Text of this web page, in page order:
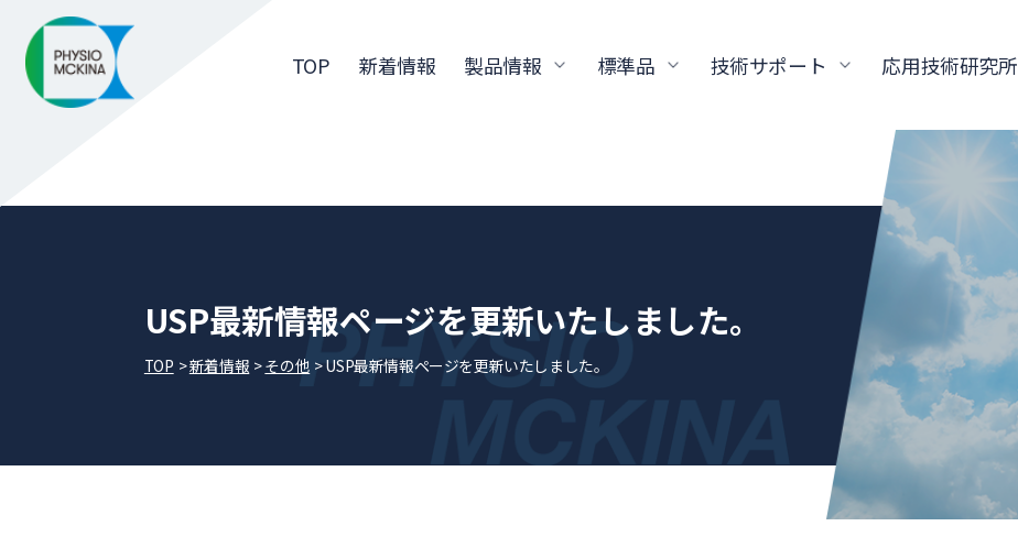
TOP 新着情報 製品情報 標準品 技術サポート 応用技術研究所
USP最新情報ページを更新いたしました。
TOP 新着情報 その他 USP最新情報ページを更新いたしました。